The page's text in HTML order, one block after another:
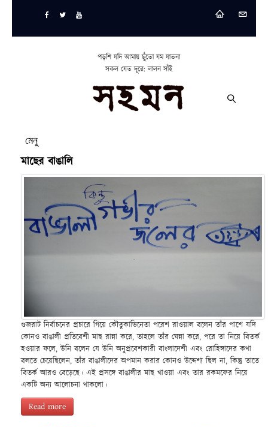
পড়শি যদি আমায় ছুঁতো যম যাতনা
সকল যেত দূরে: লালন সাঁই
মেনু
মাছের বাঙালি
গুজরাট নির্বাচনের প্রচারে গিয়ে কৌতুকাভিনেতা পরেশ রাওয়াল বলেন তাঁর পাশে যদি
কোনও বাঙালী প্রতিবেশী মাছ রান্না করে, তাহলে তাঁর ঘেন্না করে, পরে তা নিয়ে বিতর্ক
হওয়ার ফলে, উনি বলেন যে উনি অনুপ্রবেশকারী বাংলাদেশী এবং রোহিঙ্গাদের কথা
বলতে চেয়েছিলেন, তাঁর বাঙালীদের অপমান করার কোনও উদ্দেশ্য ছিল না, কিন্তু তাতে
বিতর্ক আরও বেড়েছে। এই প্রসঙ্গে বাঙালীর মাছ খাওয়া এবং তার রকমফের নিয়ে
একটি অন্য আলোচনা থাকলো।
Read more